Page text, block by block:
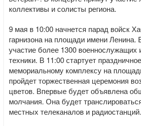
коллективы и солисты региона.
9 мая в 10:00 начнется парад войск
гарнизона на площади имени Ленина.
участие более 1300 военнослужащих
техники. В 11:00 стартует
мемориальному комплексу на
пройдет торжественная церемония
цветов. Впервые будет объявлена
молчания. Она будет
местных телеканалов и радиостанций.